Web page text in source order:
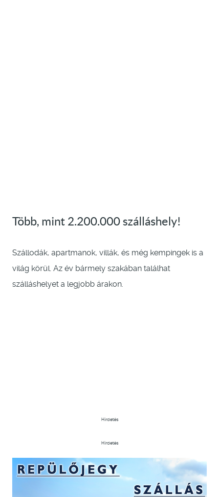
Több, mint 2.200.000 szálláshely!
Szállodák, apartmanok, villák, és még kempingek is a
világ körül. Az év bármely szakában találhat
szálláshelyet a legjobb árakon.
Hirdetés
Hirdetés